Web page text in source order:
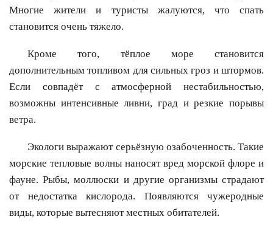
Многие жители и туристы жалуются, что спать
становится очень тяжело.
Кроме того, тёплое море становится
дополнительным топливом для сильных гроз и штормов.
Если совпадёт с атмосферной нестабильностью,
возможны интенсивные ливни, град и резкие порывы
ветра.
Экологи выражают серьёзную озабоченность. Такие
морские тепловые волны наносят вред морской флоре и
фауне. Рыбы, моллюски и другие организмы страдают
от недостатка кислорода. Появляются чужеродные
виды, которые вытесняют местных обитателей.